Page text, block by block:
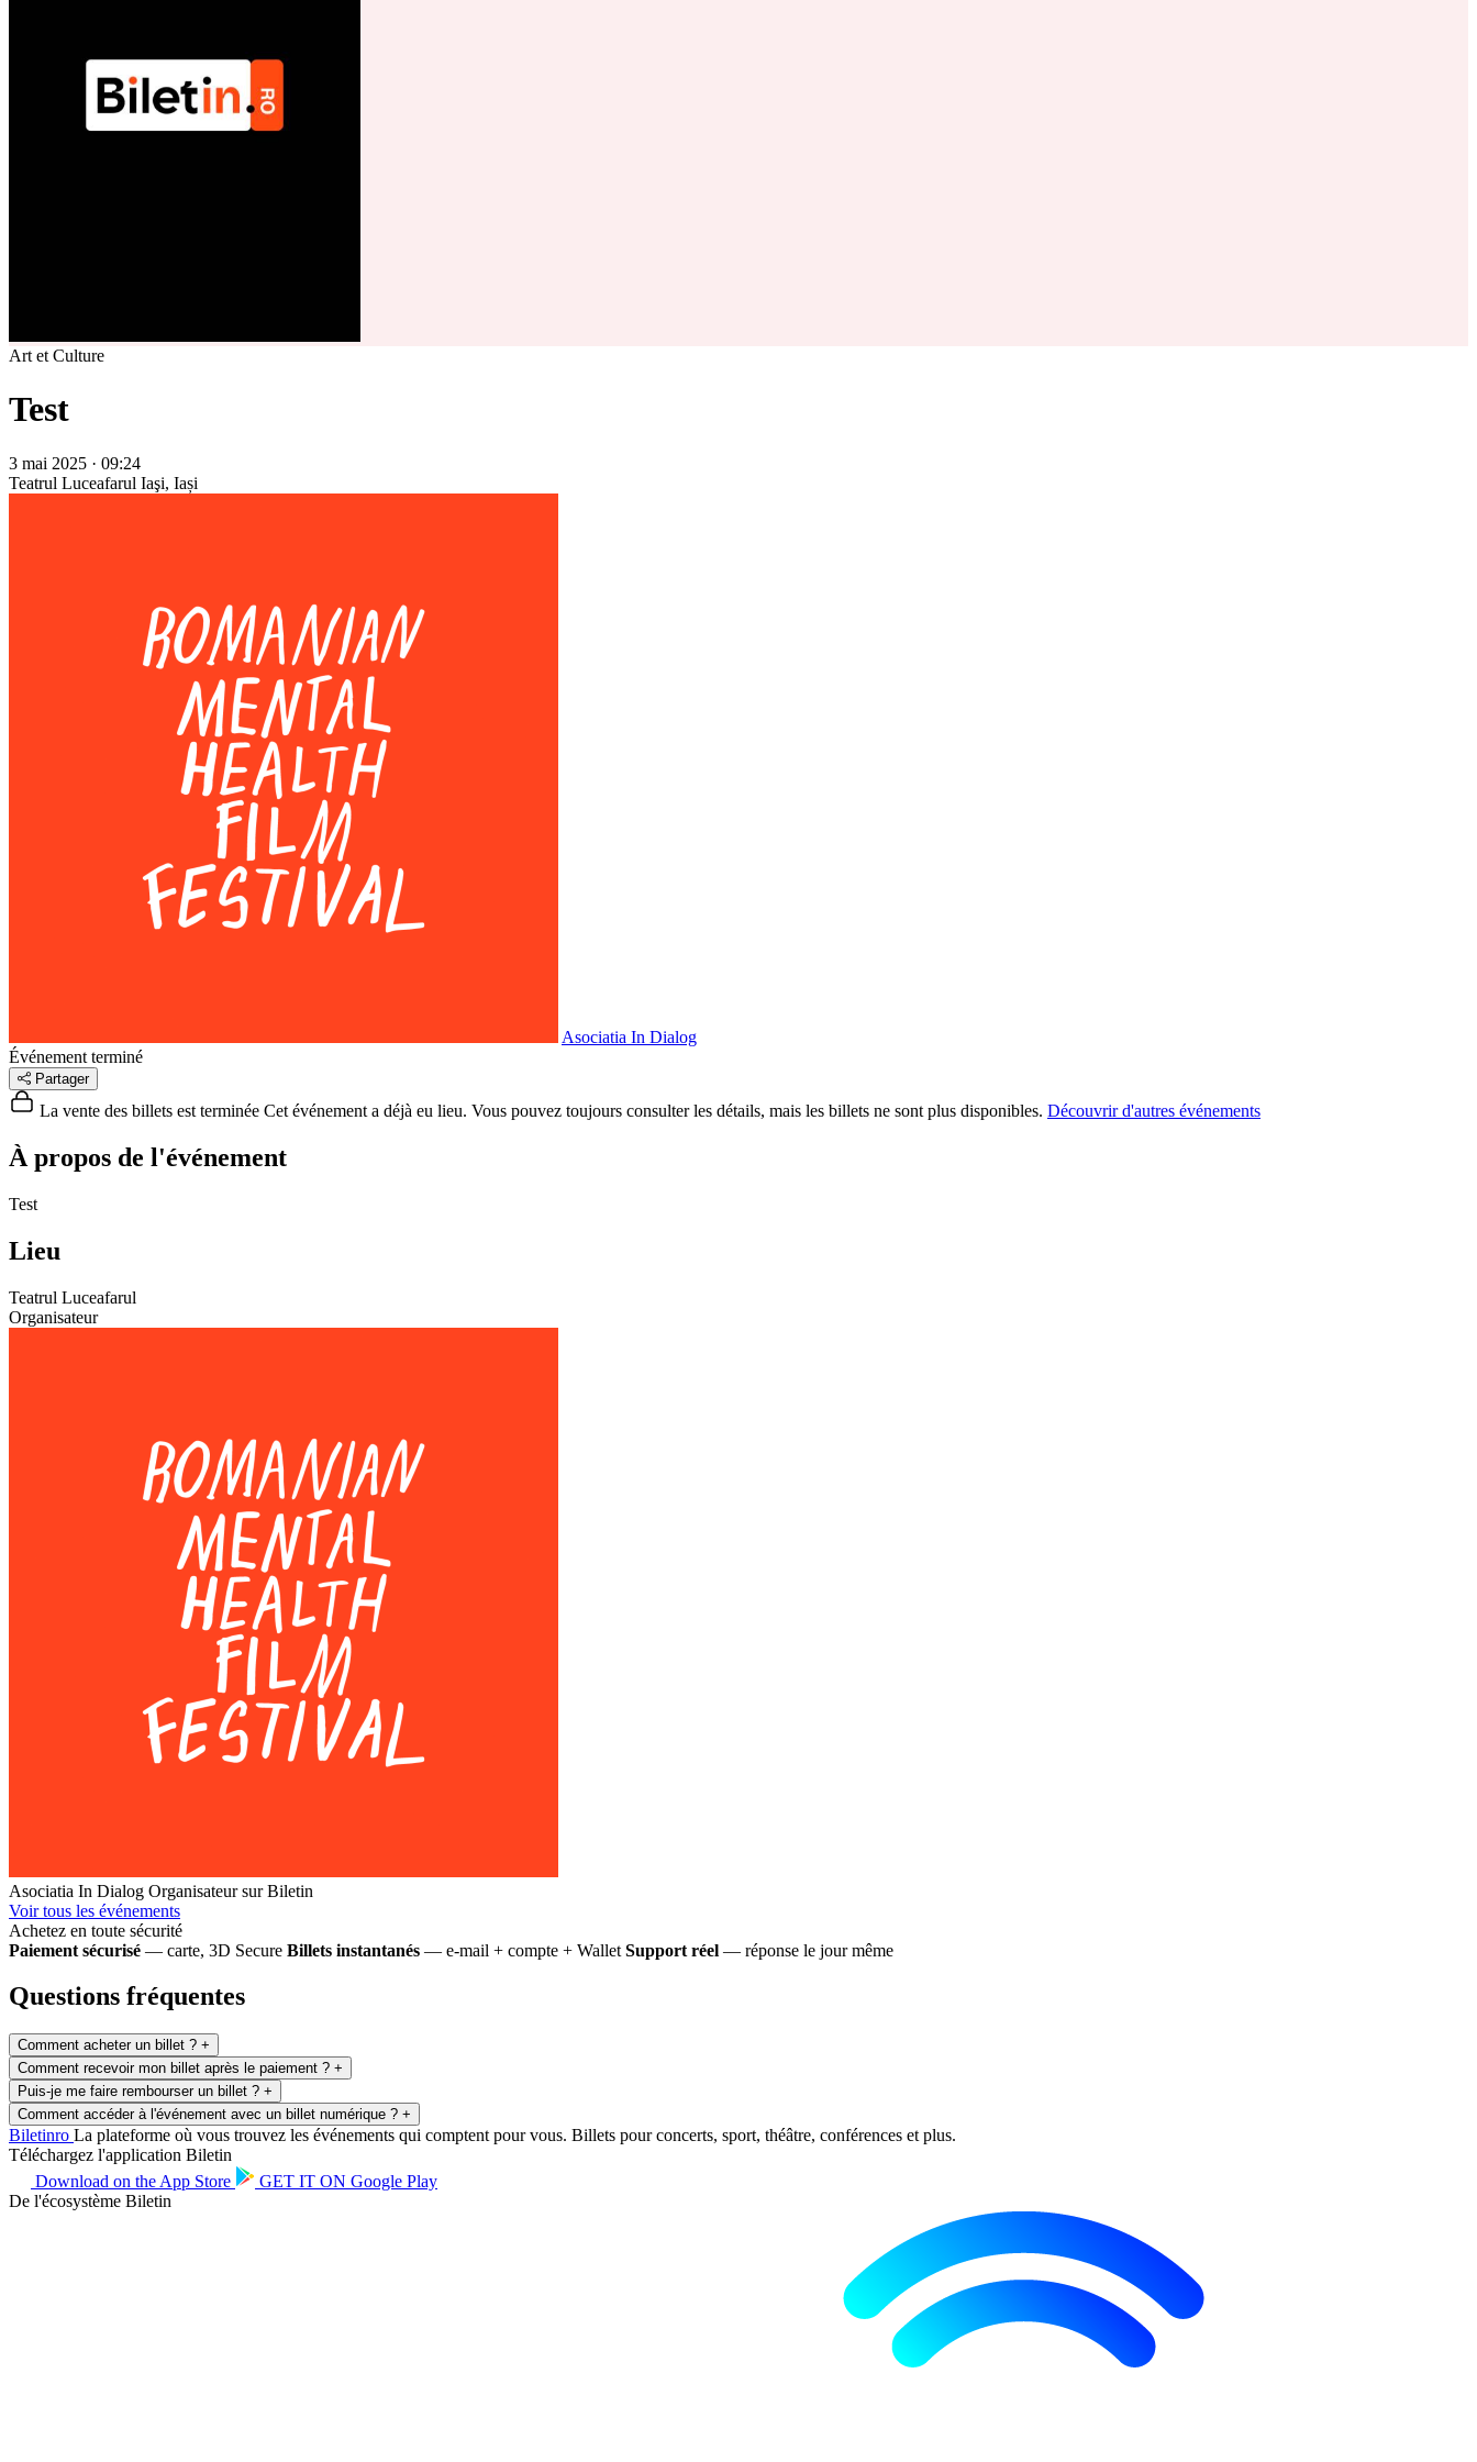
Art et Culture
Test
3 mai 2025 · 09:24
Teatrul Luceafarul Iaşi, Iași
Asociatia In Dialog
Événement terminé
Partager
La vente des billets est terminée Cet événement a déjà eu lieu. Vous pouvez toujours consulter les détails, mais les billets ne sont plus disponibles. Découvrir d'autres événements
À propos de l'événement
Test
Lieu
Teatrul Luceafarul
Organisateur
Asociatia In Dialog Organisateur sur Biletin
Voir tous les événements
Achetez en toute sécurité
Paiement sécurisé — carte, 3D Secure Billets instantanés — e-mail + compte + Wallet Support réel — réponse le jour même
Questions fréquentes
Comment acheter un billet ? +
Comment recevoir mon billet après le paiement ? +
Puis-je me faire rembourser un billet ? +
Comment accéder à l'événement avec un billet numérique ? +
Biletinro La plateforme où vous trouvez les événements qui comptent pour vous. Billets pour concerts, sport, théâtre, conférences et plus.
Téléchargez l'application Biletin
Download on the App Store GET IT ON Google Play
De l'écosystème Biletin